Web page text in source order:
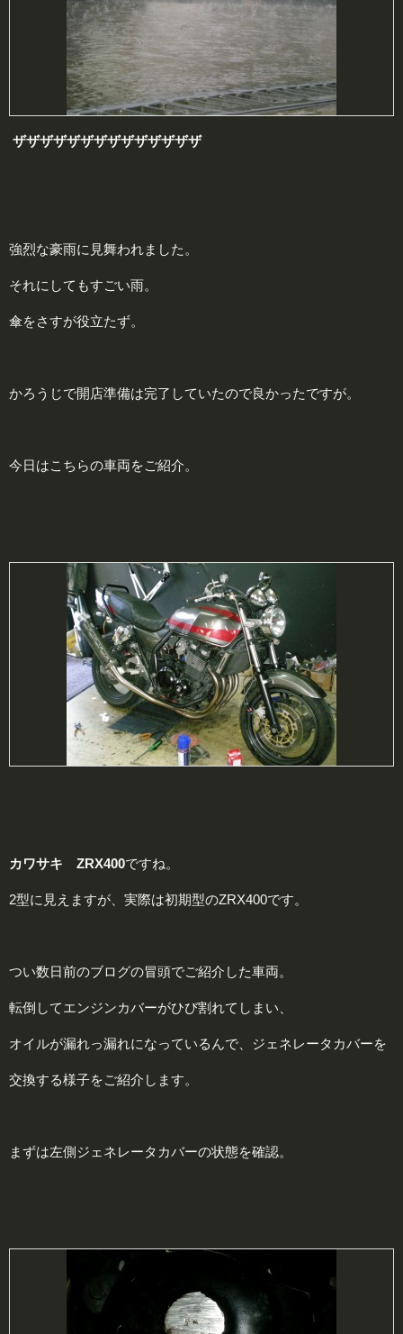
ザザザザザザザザザザザザザザ
強烈な豪雨に見舞われました。
それにしてもすごい雨。
傘をさすが役立たず。
かろうじで開店準備は完了していたので良かったですが。
今日はこちらの車両をご紹介。
カワサキ ZRX400ですね。
2型に見えますが、実際は初期型のZRX400です。
つい数日前のブログの冒頭でご紹介した車両。
転倒してエンジンカバーがひび割れてしまい、
オイルが漏れっ漏れになっているんで、ジェネレータカバーを
交換する様子をご紹介します。
まずは左側ジェネレータカバーの状態を確認。